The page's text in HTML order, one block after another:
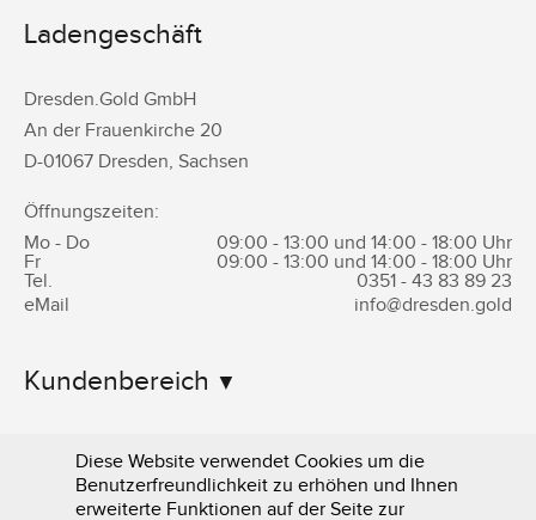
Ladengeschäft
Dresden.Gold GmbH
An der Frauenkirche 20
D-01067 Dresden, Sachsen
Öffnungszeiten:
Mo - Do
09:00 - 13:00 und 14:00 - 18:00 Uhr
Fr
09:00 - 13:00 und 14:00 - 18:00 Uhr
Tel.
0351 - 43 83 89 23
eMail
info@dresden.gold
Kundenbereich
Informationen
Diese Website verwendet Cookies um die
Benutzerfreundlichkeit zu erhöhen und Ihnen
erweiterte Funktionen auf der Seite zur